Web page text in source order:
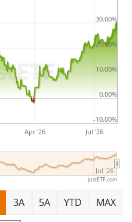
Apr '26 Jul '26
Jul '26
-10.00%
0.00%
10.00%
20.00%
30.00%
justETF.com
3A 5A YTD MAX